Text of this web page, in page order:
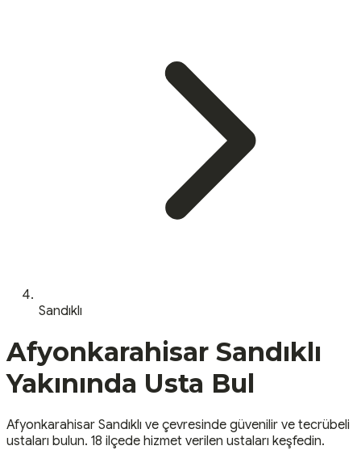
Sandıklı
Afyonkarahisar Sandıklı
Yakınında Usta Bul
Afyonkarahisar Sandıklı ve çevresinde güvenilir ve tecrübeli
ustaları bulun. 18 ilçede hizmet verilen ustaları keşfedin.